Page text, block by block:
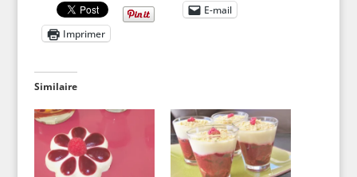
E-mail
Imprimer
Similaire